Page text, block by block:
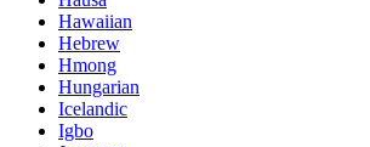
Hawaiian
Hebrew
Hmong
Hungarian
Icelandic
Igbo